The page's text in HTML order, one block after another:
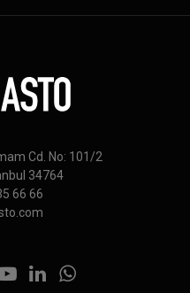
Cd. No: 101/2
34764
66 66
YouTubeLinkedInWhatsApp